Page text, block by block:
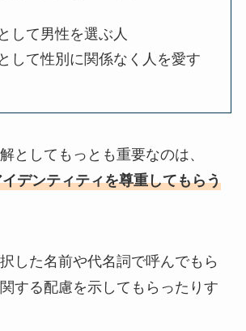
して男性を選ぶ人
して性別に関係なく人を愛す
としてもっとも重要なのは、
デンティティを尊重してもらう
した名前や代名詞で呼んでもら
する配慮を示してもらったりす